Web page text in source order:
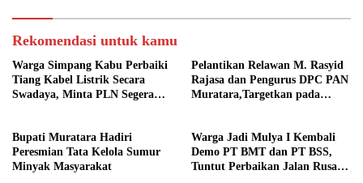
Rekomendasi untuk kamu
Warga Simpang Kabu Perbaiki
Tiang Kabel Listrik Secara
Swadaya, Minta PLN Segera
Pelantikan Relawan M. Rasyid
Rajasa dan Pengurus DPC PAN
Muratara,Targetkan pada
Bupati Muratara Hadiri
Peresmian Tata Kelola Sumur
Minyak Masyarakat
Warga Jadi Mulya I Kembali
Demo PT BMT dan PT BSS,
Tuntut Perbaikan Jalan Rusak